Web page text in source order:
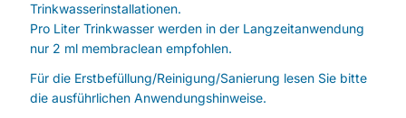
Trinkwasserinstallationen.
Pro Liter Trinkwasser werden in der Langzeitanwendung
nur 2 ml membraclean empfohlen.
Für die Erstbefüllung/Reinigung/Sanierung lesen Sie bitte
die ausführlichen Anwendungshinweise.